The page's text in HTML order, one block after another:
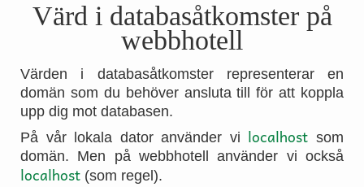
Värd i databasåtkomster på
webbhotell
Värden i databasåtkomster representerar en
domän som du behöver ansluta till för att koppla
upp dig mot databasen.
På vår lokala dator använder vi localhost som
domän. Men på webbhotell använder vi också
localhost (som regel).